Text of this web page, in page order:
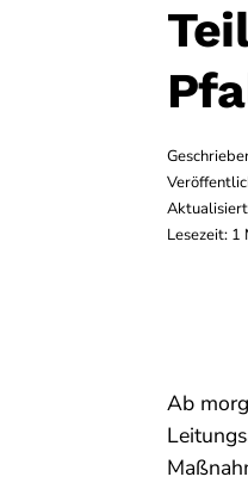
Lesezeit: 1
Ab